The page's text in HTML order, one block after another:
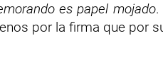
es papel mojado.
por la firma que por